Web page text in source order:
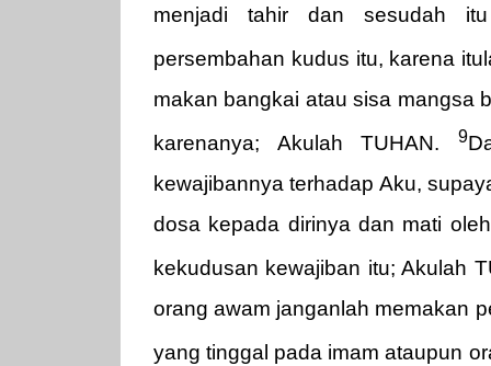
menjadi tahir dan sesudah
persembahan kudus itu, karena
makan bangkai atau sisa mangsa
karenanya; Akulah TUHAN.
9
kewajibannya terhadap Aku,
dosa kepada dirinya dan mati
kekudusan kewajiban itu; Akulah
orang awam janganlah memakan
yang tinggal pada imam ataupun